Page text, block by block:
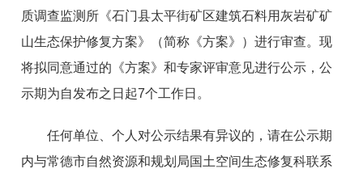
质调查监测所《石门县太平街矿区建筑石料用灰岩矿矿
山生态保护修复方案》（简称《方案》）进行审查。现
将拟同意通过的《方案》和专家评审意见进行公示，公
示期为自发布之日起7个工作日。
任何单位、个人对公示结果有异议的，请在公示期
内与常德市自然资源和规划局国土空间生态修复科联系